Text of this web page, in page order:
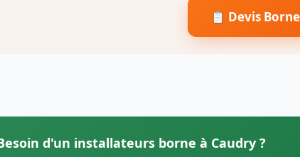
📋 Devis
d'un installateurs borne à Caudry ?